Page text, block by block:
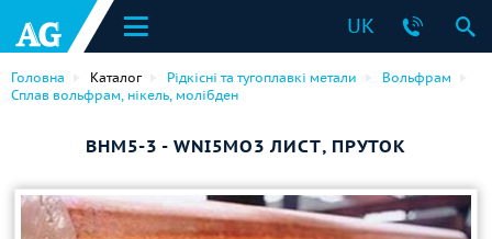
UK
Головна Каталог Рідкісні та тугоплавкі метали
Вольфрам
Сплав вольфрам, нікель, молібден
ВНМ5-3 - WNI5MO3 ЛИСТ, ПРУТОК